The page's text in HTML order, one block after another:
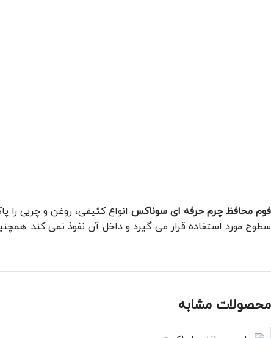
فوم محافظ چرم حرفه ای سوناکس انواع کثيفی، روغن و چربی را
سطوح مورد استفاده قرار می گیرد و داخل آن نفوذ نمی کند.
محصولات مشابه